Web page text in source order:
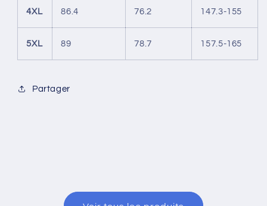
4XL 86.4 76.2 147.3-155
5XL 89 78.7 157.5-165
Partager